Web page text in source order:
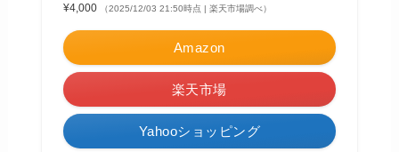
¥4,000
（2025/12/03 21:50時点 | 楽天市場調べ）
Amazon
楽天市場
Yahooショッピング